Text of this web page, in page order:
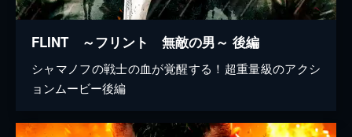
FLINT ～フリント 無敵の男～ 後編
シャマノフの戦士の血が覚醒する！超重量級のアクシ
ョンムービー後編